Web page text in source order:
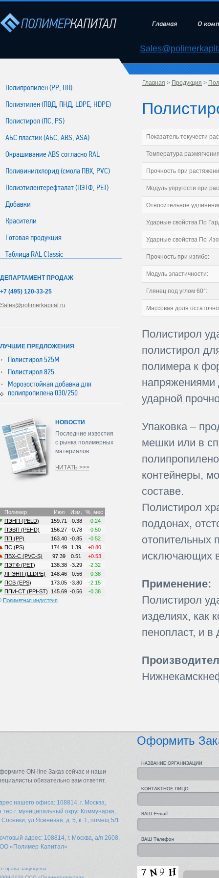
Главная О
Полипропилен (РР, ПП)
Полиэтилен (ПВД, ПНД, LDPE, HDPE)
Полистирол (ПС, PS)
АБС пластик (АБС, ABS, ASA)
Окрашивание ABS согласно RAL
Поливинилхлорид (смола ПВХ, PVC)
Полиэтилентерефталат (ПЭТФ, PET)
Добавки
Красители
Готовая продукция
Таблица RAL Classic
ДЕПАРТАМЕНТ ПРОДАЖ
+7 (495) 120-33-25
Sales@polimerkapital.ru
ЛУЧШИЕ ПРЕДЛОЖЕНИЯ
Полистирол 525М
Полистирол 825
Морозостойкая добавка для
полипропилена 030/250
НОВОСТИ
Последние известия
с рынка полимерных
материалов
ЧИТАТЬ >>>
Полимерная индустрия
Главная > Продукция >
Показатель текучести
Температура
Прочность при
Модуль упругости при
Относительное
Ударные свойства По
Ударные свойства По
Прочность при изгибе:
Модуль эластичности:
Глянец под углом 60°:
Массовая доля
Полистирол
полистирол
полимера к
напряжениями
ударной
Упаковка –
мешки или в
контейнеры,
составе.
Полистирол
поддонах,
отопительных
исключающих
Применение:
Полистирол
изделиях, как
пенопласт, и в
ON-line Заказ сейчас и наши
обязательно вам ответят.
нашего офиса: 108814, г. Москва,
муниципальный округ Коммунарка,
Сосенки, ул Ясеневая, д. 5, к. 1, помещ 5/1
адрес: 108814, г. Москва, а/я 2608,
«Полимер-Капитал»
права защищены
Оформить